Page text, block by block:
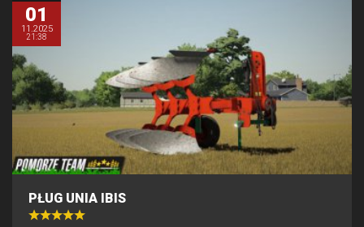
01
11.2025
21:38
PŁUG UNIA IBIS